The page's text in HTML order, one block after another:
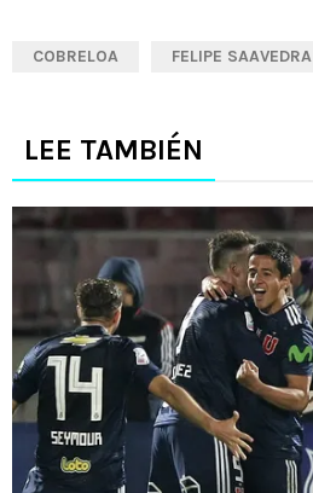
COBRELOA FELIPE SAAVEDRA
LEE TAMBIÉN